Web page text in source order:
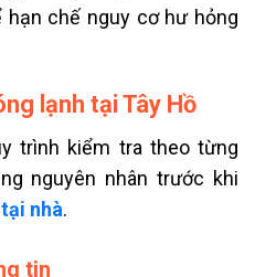
chế nguy cơ hư hỏng
lạnh tại Tây Hồ
trình kiểm tra theo từng
nguyên nhân trước khi
nhà.
tin